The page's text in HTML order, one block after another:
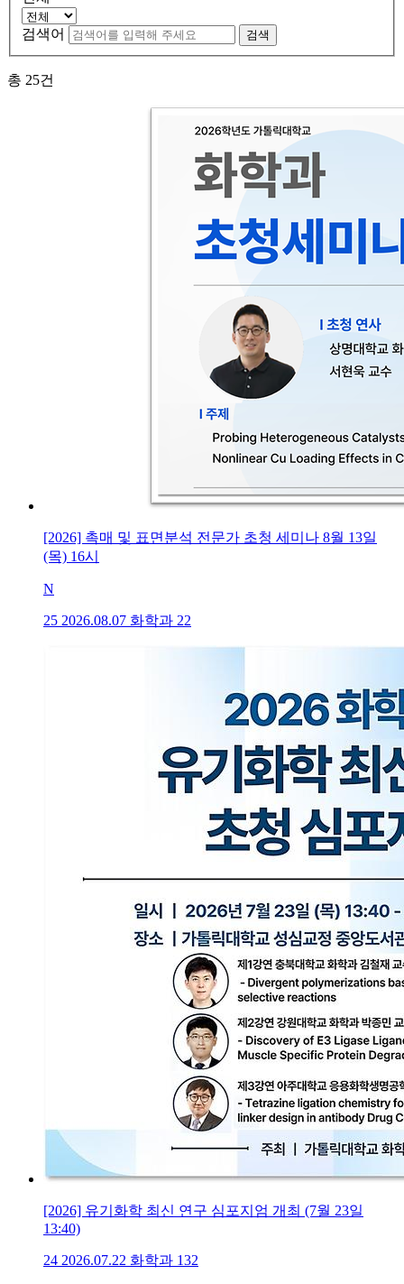
검색어 검색
총 25건
[2026] 촉매 및 표면분석 전문가 초청 세미나 8월 13일
(목) 16시
N
25 2026.08.07 화학과 22
[2026] 유기화학 최신 연구 심포지엄 개최 (7월 23일
13:40)
24 2026.07.22 화학과 132